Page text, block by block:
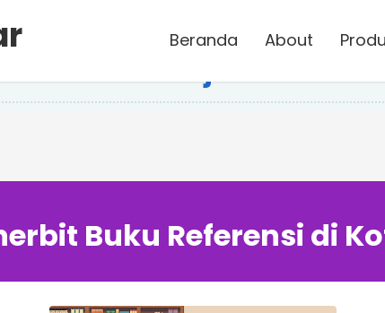
Beranda About
di Kota Banjar
Buku Referensi di